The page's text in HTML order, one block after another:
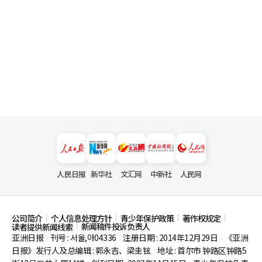
人民日报 新华社 文汇网 中新社 人民网
公司简介 个人信息处理方针 青少年保护政策 著作权规定
读者提供新闻线索
新闻稿件投诉负责人
亚洲日报
刊号 : 서울,아04336 注册日期 : 2014年12月29日
《亚洲
日报》发行人及总编辑 : 郭永吉、梁圭铉 地址 : 首尔市钟路区钟路5